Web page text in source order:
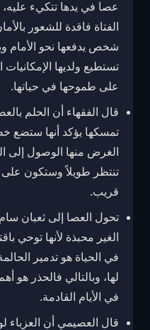
عصا في يدها تتكيء عليه،
الفتاة فاقدة للشعور
شخص يدفعها نحو الأمام
تستطيع ولديها
على طموحها في حياتها.
قال الفقهاء أن الحلم
تمسكها يؤكد أنها ستضع
الغرض منها الوصول إلى
تنتظر طويلاً وستكون على
قريب.
تحول العصا إلى ثعبان
الغير محبذة لأنها توحي
في الحياة هو تدمير
لها، وبالتالي فالحذر هو
في الأيام القادمة.
قال العصيمي أن العزباء